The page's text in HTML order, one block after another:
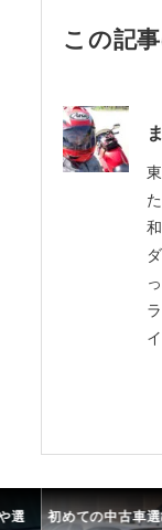
この記
選 初めての中古車